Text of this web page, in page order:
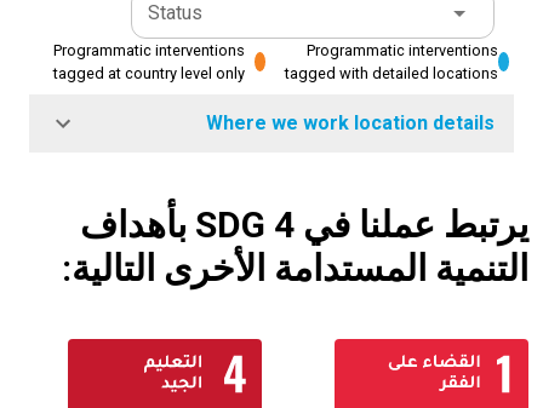
Status
Programmatic interventions
tagged with detailed locations
Programmatic interventions
tagged at country level only
Where we work location details
يرتبط عملنا في SDG 4 بأهداف
التنمية المستدامة الأخرى التالية: